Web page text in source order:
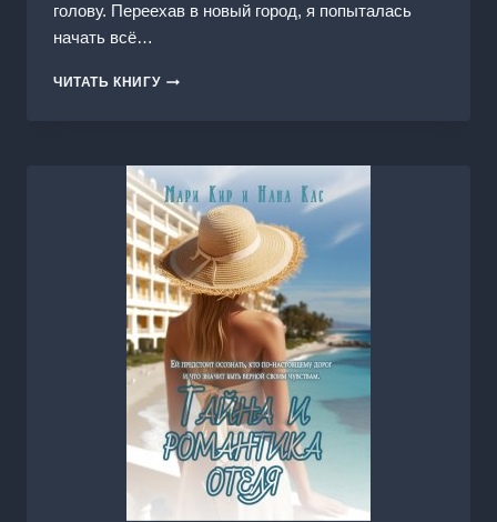
голову. Переехав в новый город, я попыталась
начать всё…
ЧИТАТЬ КНИГУКОГДА